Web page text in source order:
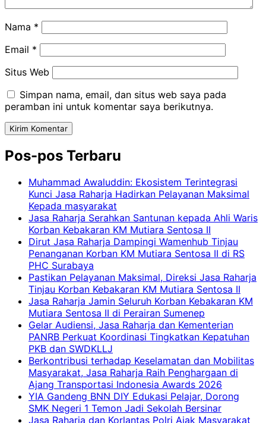
Nama *
Email *
Situs Web
Simpan nama, email, dan situs web saya pada
peramban ini untuk komentar saya berikutnya.
Pos-pos Terbaru
Muhammad Awaluddin: Ekosistem Terintegrasi
Kunci Jasa Raharja Hadirkan Pelayanan Maksimal
Kepada masyarakat
Jasa Raharja Serahkan Santunan kepada Ahli Waris
Korban Kebakaran KM Mutiara Sentosa II
Dirut Jasa Raharja Dampingi Wamenhub Tinjau
Penanganan Korban KM Mutiara Sentosa II di RS
PHC Surabaya
Pastikan Pelayanan Maksimal, Direksi Jasa Raharja
Tinjau Korban Kebakaran KM Mutiara Sentosa II
Jasa Raharja Jamin Seluruh Korban Kebakaran KM
Mutiara Sentosa II di Perairan Sumenep
Gelar Audiensi, Jasa Raharja dan Kementerian
PANRB Perkuat Koordinasi Tingkatkan Kepatuhan
PKB dan SWDKLLJ
Berkontribusi terhadap Keselamatan dan Mobilitas
Masyarakat, Jasa Raharja Raih Penghargaan di
Ajang Transportasi Indonesia Awards 2026
YIA Gandeng BNN DIY Edukasi Pelajar, Dorong
SMK Negeri 1 Temon Jadi Sekolah Bersinar
Jasa Raharja dan Korlantas Polri Ajak Masyarakat